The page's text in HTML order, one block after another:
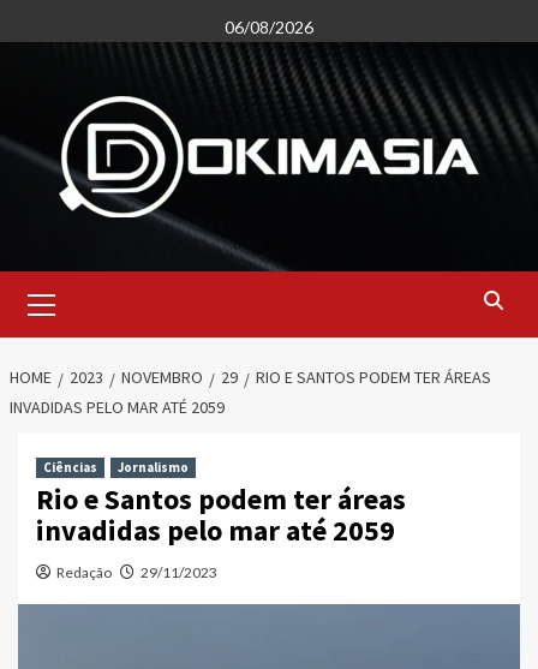
to
06/08/2026
Menu
HOME 2023 NOVEMBRO 29
RIO E SANTOS PODEM TER ÁREAS
INVADIDAS PELO MAR ATÉ 2059
Ciências Jornalismo
Rio e Santos podem ter áreas
invadidas pelo mar até 2059
Redação 29/11/2023